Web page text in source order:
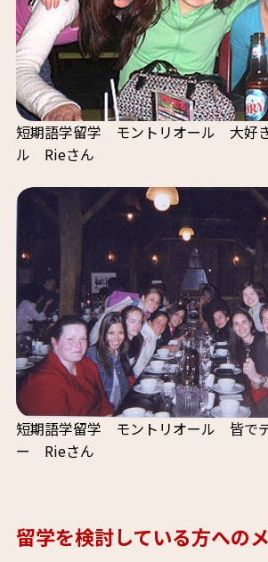
短期語学留学 モントリオール 大好
ル Rieさん
短期語学留学 モントリオール 皆で
ー Rieさん
留学を検討している方への